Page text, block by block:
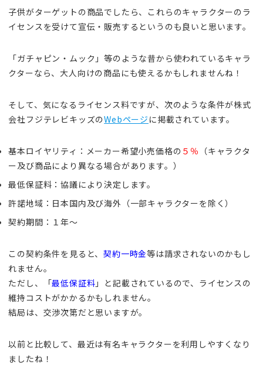
子供がターゲットの商品でしたら、これらのキャラクターのラ
イセンスを受けて宣伝・販売するというのも良いと思います。
「ガチャピン・ムック」等のような昔から使われているキャラ
クターなら、大人向けの商品にも使えるかもしれませんね！
そして、気になるライセンス料ですが、次のような条件が株式
会社フジテレビキッズのWebページ に掲載されています。
基本ロイヤリティ：メーカー希望小売価格の ５％ （キャラクタ
ー及び商品により異なる場合があります。）
最低保証料：協議により決定します。
許諾地域：日本国内及び海外（一部キャラクターを除く）
契約期間：１年～
この契約条件を見ると、契約一時金等は請求されないのかもし
れません。
ただし、「最低保証料 」と記載されているので、ライセンスの
維持コストがかかるかもしれません。
結局は、交渉次第だと思いますが。
以前と比較して、最近は有名キャラクターを利用しやすくなり
ましたね！